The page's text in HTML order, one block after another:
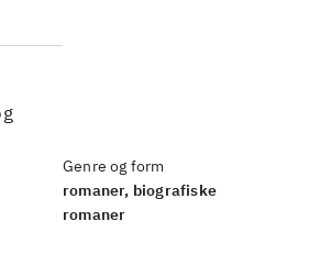
Genre og form
romaner, biografiske
romaner